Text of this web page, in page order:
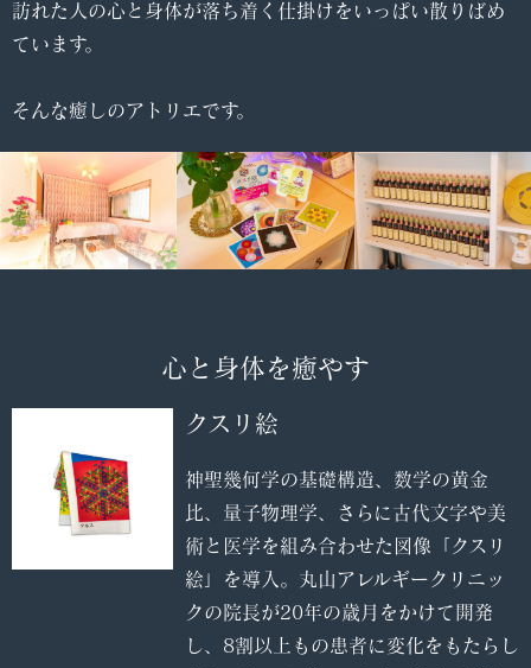
訪れた人の心と身体が落ち着く仕掛けをいっぱい散りばめ
ています。
そんな癒しのアトリエです。
心と身体を癒やす
クスリ絵
神聖幾何学の基礎構造、数学の黄金
比、量子物理学、さらに古代文字や美
術と医学を組み合わせた図像「クスリ
絵」を導入。丸山アレルギークリニッ
クの院長が20年の歳月をかけて開発
し、8割以上もの患者に変化をもたらし